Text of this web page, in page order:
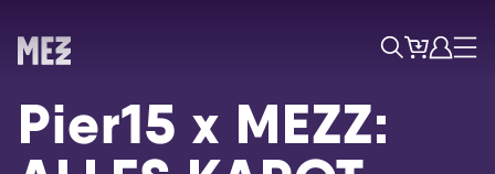
ZoekTicketsAccount
Menu
Pier15 x MEZZ: